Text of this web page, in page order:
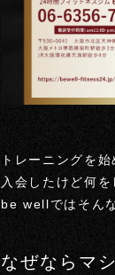
トレーニングを
入会したけど何
be wellではそん
なぜならマ